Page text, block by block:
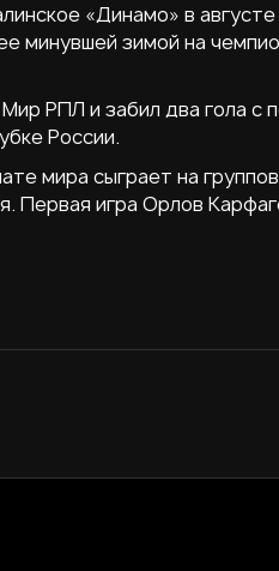
«Динамо» в
минувшей зимой на
РПЛ и забил два гола с
России.
мира сыграет на
Первая игра Орлов